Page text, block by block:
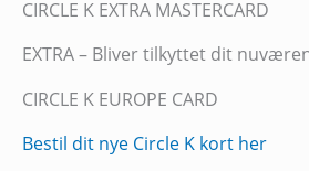
CIRCLE K EXTRA MASTERCARD
EXTRA – Bliver tilkyttet dit
CIRCLE K EUROPE CARD
Bestil dit nye Circle K kort her